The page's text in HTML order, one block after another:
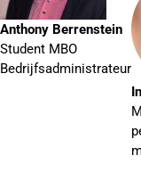
Anthony Berrenstein
Student MBO
Bedrijfsadministrateur